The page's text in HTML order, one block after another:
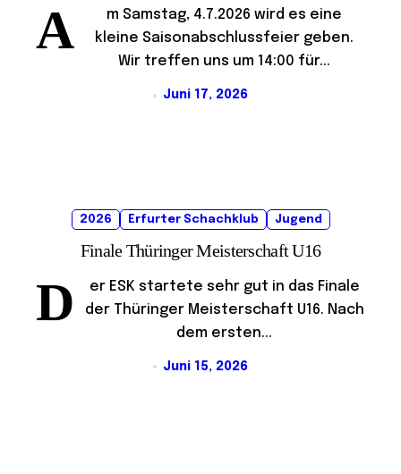
A
m Samstag, 4.7.2026 wird es eine
kleine Saisonabschlussfeier geben.
Wir treffen uns um 14:00 für...
Juni 17, 2026
2026 Erfurter Schachklub Jugend
Finale Thüringer Meisterschaft U16
D
er ESK startete sehr gut in das Finale
der Thüringer Meisterschaft U16. Nach
dem ersten...
Juni 15, 2026